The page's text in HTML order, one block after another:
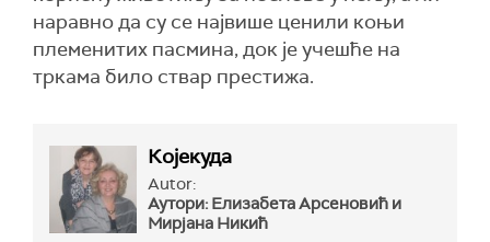
наравно да су се највише ценили коњи
племенитих пасмина, док је учешће на
тркама било ствар престижа.
Којекуда
Autor:
Аутори: Елизабета Арсеновић и
Мирјана Никић